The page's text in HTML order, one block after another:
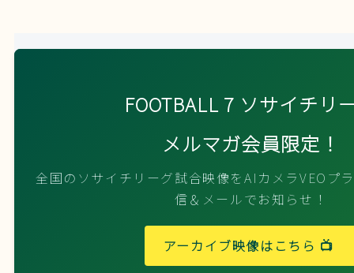
FOOTBALL 7 ソサイチリ
メルマガ会員限定！
全国のソサイチリーグ試合映像をAIカメラVEOプ
信＆メールでお知らせ！
アーカイブ映像はこちら 📺